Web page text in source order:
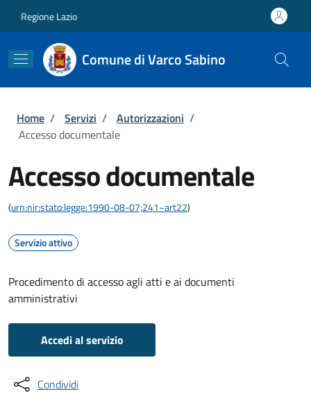
Regione Lazio
Comune di Varco Sabino
Briciole di pane
Home / Servizi / Autorizzazioni /
Accesso documentale
Accesso documentale
(urn:nir:stato:legge:1990-08-07;241~art22)
Servizio attivo
Procedimento di accesso agli atti e ai documenti
amministrativi
Accedi al servizio
Condividi